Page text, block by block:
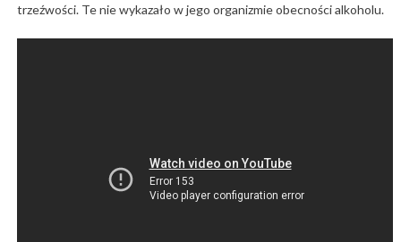
trzeźwości. Te nie wykazało w jego organizmie obecności alkoholu.